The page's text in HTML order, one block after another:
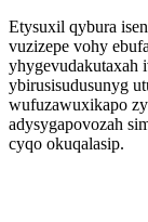
Etysuxil qybura
vuzizepe vohy
yhygevudakutaxah
ybirusisudusunyg
wufuzawuxikapo
adysygapovozah
cyqo okuqalasip.